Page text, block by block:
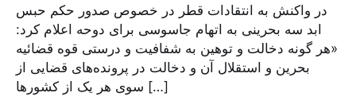
در واکنش به انتقادات قطر در خصوص صدور حکم حبس
ابد سه بحرینی به اتهام جاسوسی برای دوحه اعلام کرد:
«هر گونه دخالت و توهین به شفافیت و درستی قوه قضائیه
بحرین و استقلال آن و دخالت در پرونده‌های قضایی از
سوی هر یک از کشورها […]